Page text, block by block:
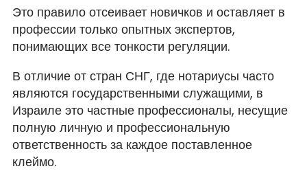
Это правило отсеивает новичков и оставляет в
профессии только опытных экспертов,
понимающих все тонкости регуляции.
В отличие от стран СНГ, где нотариусы часто
являются государственными служащими, в
Израиле это частные профессионалы, несущие
полную личную и профессиональную
ответственность за каждое поставленное
клеймо.